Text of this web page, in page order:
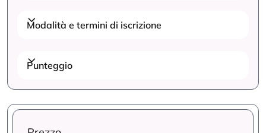
Modalità e termini di iscrizione
Punteggio